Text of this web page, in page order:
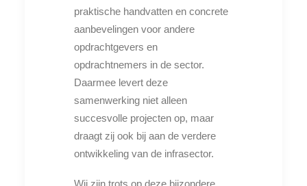
praktische handvatten en concrete
aanbevelingen voor andere
opdrachtgevers en
opdrachtnemers in de sector.
Daarmee levert deze
samenwerking niet alleen
succesvolle projecten op, maar
draagt zij ook bij aan de verdere
ontwikkeling van de infrasector.
Wij zijn trots op deze bijzondere